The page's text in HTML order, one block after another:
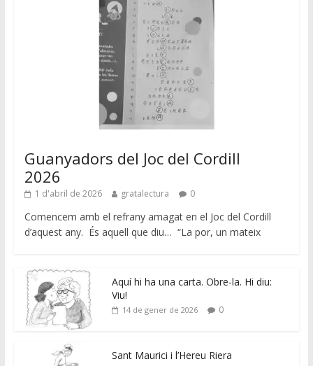
Guanyadors del Joc del Cordill
2026
1 d'abril de 2026 gratalectura 0
Comencem amb el refrany amagat en el Joc del Cordill
d’aquest any. És aquell que diu… “La por, un mateix
Aquí hi ha una carta. Obre-la. Hi diu:
Viu!
14 de gener de 2026 0
Sant Maurici i l’Hereu Riera